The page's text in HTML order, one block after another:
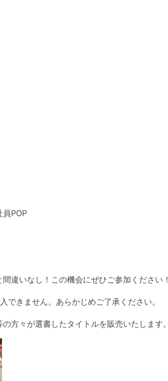
POP
違いなし！この機会にぜひご参加ください！
きません。あらかじめご了承ください。
方々が選書したタイトルを販売いたします。